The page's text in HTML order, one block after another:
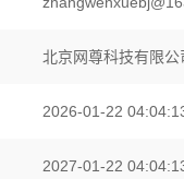
北京网尊科技有限公
2026-01-22
2027-01-22